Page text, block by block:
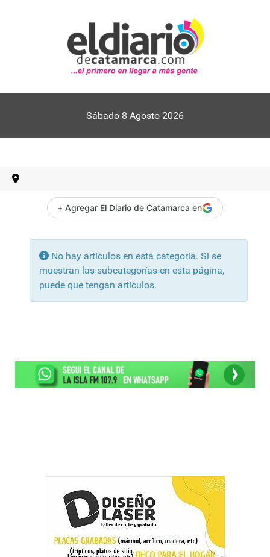
Sábado 8 Agosto 2026
+ Agregar El Diario de Catamarca en
Información
No hay artículos en esta categoría. Si se
muestran las subcategorías en esta página,
puede que tengan artículos.